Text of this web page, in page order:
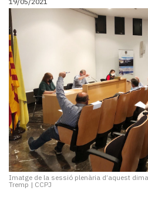
Imatge de la sessió plenària d’aquest
Tremp | CCPJ